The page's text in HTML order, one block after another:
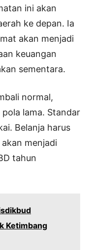
ini akan
ke depan. Ia
akan menjadi
keuangan
sementara.
normal,
lama. Standar
Belanja harus
menjadi
tahun
Ketimbang